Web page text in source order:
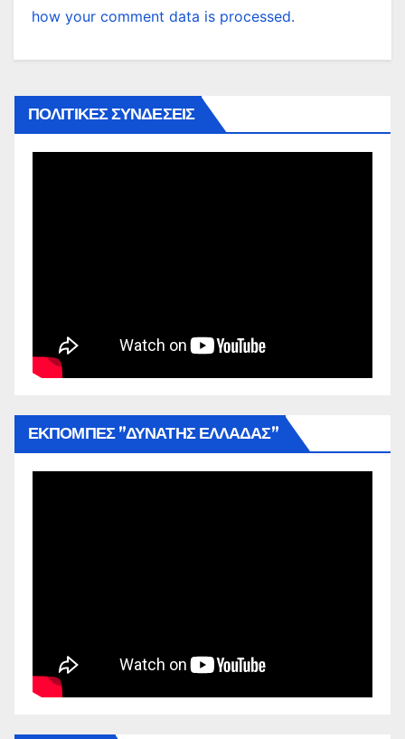
how your comment data is processed.
ΠΟΛΙΤΙΚΕΣ ΣΥΝΔΕΣΕΙΣ
ΕΚΠΟΜΠΕΣ ”ΔΥΝΑΤΗΣ ΕΛΛΑΔΑΣ”